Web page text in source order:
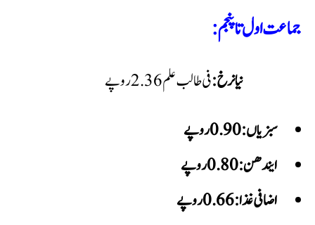
جماعت اول تا پنجم:
نیا نرخ:فی طالب علم 2.36 روپے
سبزیاں: 0.90 روپے
ایندھن: 0.80 روپے
اضافی غذا: 0.66 روپے